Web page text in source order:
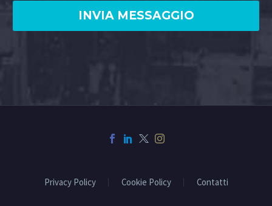
Privacy Policy Cookie Policy Contatti